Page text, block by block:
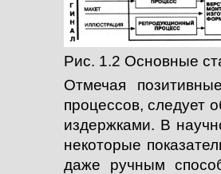
Рис. 1.2 Основные
Отмечая
процессов, следует
издержками. В
некоторые
даже ручным